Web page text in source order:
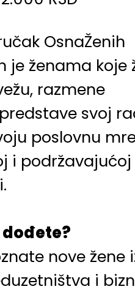
OsnaŽenih
je ženama koje
razmene
svoj
poslovnu
i podržavajućoj
nove žene
i